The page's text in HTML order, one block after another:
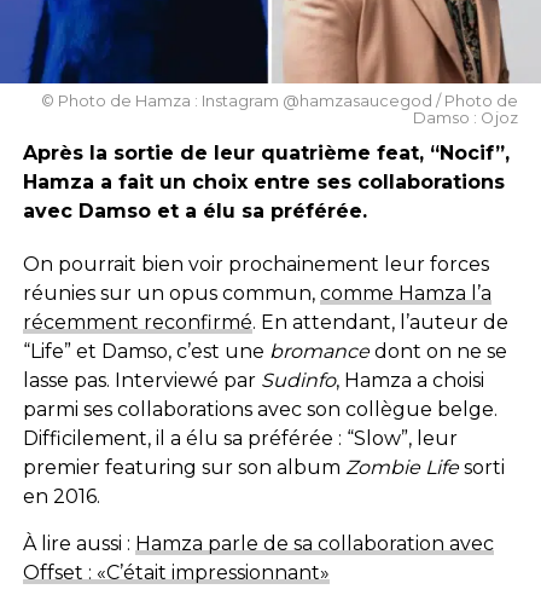
© Photo de Hamza : Instagram @hamzasaucegod / Photo de
Damso : Ojoz
Après la sortie de leur quatrième feat, “Nocif”,
Hamza a fait un choix entre ses collaborations
avec Damso et a élu sa préférée.
On pourrait bien voir prochainement leur forces
réunies sur un opus commun, comme Hamza l’a
récemment reconfirmé. En attendant, l’auteur de
“Life” et Damso, c’est une bromancedont on ne se
lasse pas. Interviewé par Sudinfo, Hamza a choisi
parmi ses collaborations avec son collègue belge.
Difficilement, il a élu sa préférée : “Slow”, leur
premier featuring sur son album Zombie Lifesorti
en 2016.
À lire aussi : Hamza parle de sa collaboration avec
Offset : «C’était impressionnant»